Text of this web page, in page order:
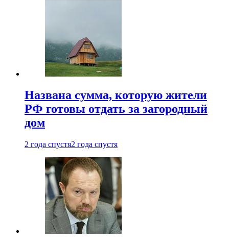
Названа сумма, которую жители
РФ готовы отдать за загородный
дом
2 года спустя2 года спустя